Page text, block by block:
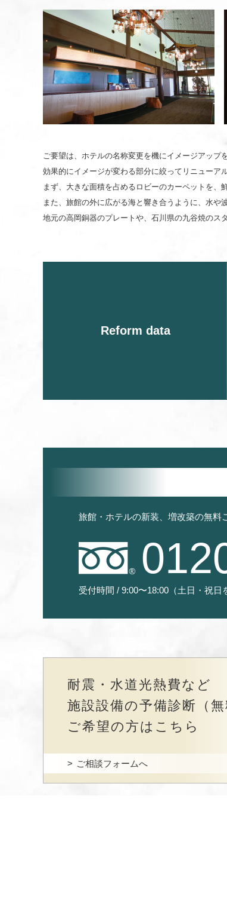
ご要望は、ホテルの名称変更を機にイメージ
効果的にイメージが変わる部
まず、大きな面積を占めるロビーのカ
また、旅館の外に広がる海と響
地元の高岡銅器のプレートや、石川県の九谷焼のス
Reform data
旅館・ホテルの新装、増改築の無料
受付時間 / 9:00〜18:00（土日・祝日
耐震・水道光熱費など
施設設備の予備診断（無
ご希望の方はこちら
ご相談フォームへ